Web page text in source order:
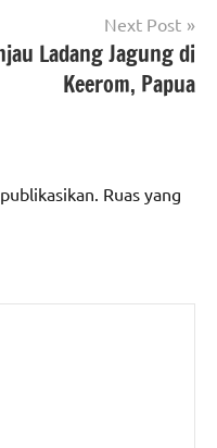
Next Post
Ladang Jagung di
Keerom, Papua
Ruas yang